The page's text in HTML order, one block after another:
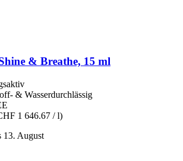
& Breathe, 15 ml
& Wasserdurchlässig
1 646.67 / l)
13. August